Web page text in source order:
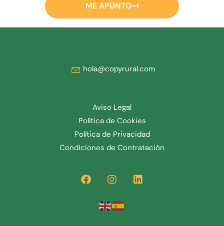
ME APUNTO
hola@copyrural.com
Aviso Legal
Política de Cookies
Política de Privacidad
Condiciones de Contratación